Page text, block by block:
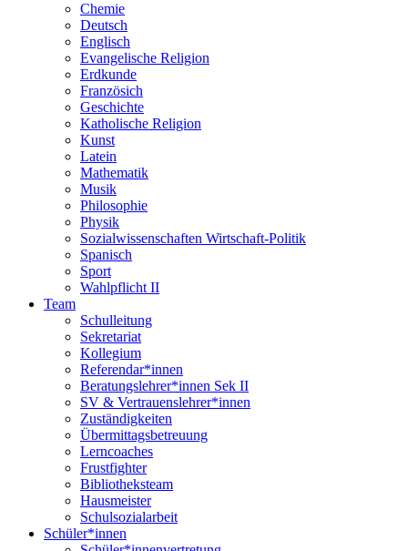
Chemie
Deutsch
Englisch
Evangelische Religion
Erdkunde
Französich
Geschichte
Katholische Religion
Kunst
Latein
Mathematik
Musik
Philosophie
Physik
Sozialwissenschaften Wirtschaft-Politik
Spanisch
Sport
Wahlpflicht II
Team
Schulleitung
Sekretariat
Kollegium
Referendar*innen
Beratungslehrer*innen Sek II
SV & Vertrauenslehrer*innen
Zuständigkeiten
Übermittagsbetreuung
Lerncoaches
Frustfighter
Bibliotheksteam
Hausmeister
Schulsozialarbeit
Schüler*innen